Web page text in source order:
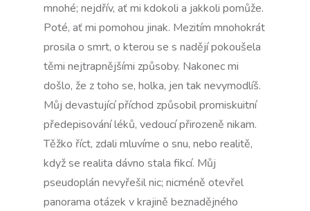
mnohé; nejdřív, ať mi kdokoli a jakkoli pomůže.
Poté, ať mi pomohou jinak. Mezitím mnohokrát
prosila o smrt, o kterou se s nadějí pokoušela
těmi nejtrapnějšími způsoby. Nakonec mi
došlo, že z toho se, holka, jen tak nevymodlíš.
Můj devastující příchod způsobil promiskuitní
předepisování léků, vedoucí přirozeně nikam.
Těžko říct, zdali mluvíme o snu, nebo realitě,
když se realita dávno stala fikcí. Můj
pseudoplán nevyřešil nic; nicméně otevřel
panorama otázek v krajině beznadějného